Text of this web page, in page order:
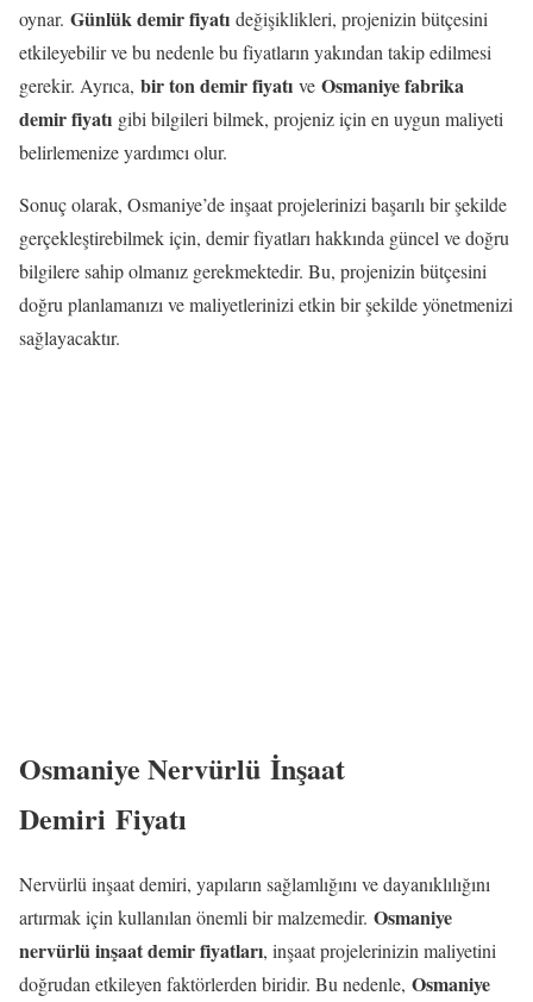
oynar. Günlük demir fiyatı değişiklikleri, projenizin bütçesini
etkileyebilir ve bu nedenle bu fiyatların yakından takip edilmesi
gerekir. Ayrıca, bir ton demir fiyatı ve Osmaniye fabrika
demir fiyatı gibi bilgileri bilmek, projeniz için en uygun maliyeti
belirlemenize yardımcı olur.
Sonuç olarak, Osmaniye’de inşaat projelerinizi başarılı bir şekilde
gerçekleştirebilmek için, demir fiyatları hakkında güncel ve doğru
bilgilere sahip olmanız gerekmektedir. Bu, projenizin bütçesini
doğru planlamanızı ve maliyetlerinizi etkin bir şekilde yönetmenizi
sağlayacaktır.
Osmaniye Nervürlü İnşaat
Demiri Fiyatı
Nervürlü inşaat demiri, yapıların sağlamlığını ve dayanıklılığını
artırmak için kullanılan önemli bir malzemedir. Osmaniye
nervürlü inşaat demir fiyatları, inşaat projelerinizin maliyetini
doğrudan etkileyen faktörlerden biridir. Bu nedenle, Osmaniye